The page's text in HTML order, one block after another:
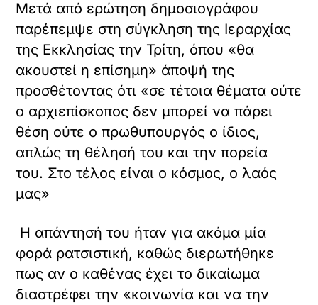
Μετά από ερώτηση δημοσιογράφου
παρέπεμψε στη σύγκληση της Ιεραρχίας
της Εκκλησίας την Τρίτη, όπου «θα
ακουστεί η επίσημη» άποψή της
προσθέτοντας ότι «σε τέτοια θέματα ούτε
ο αρχιεπίσκοπος δεν μπορεί να πάρει
θέση ούτε ο πρωθυπουργός ο ίδιος,
απλώς τη θέλησή του και την πορεία
του. Στο τέλος είναι ο κόσμος, ο λαός
μας»
Η απάντησή του ήταν για ακόμα μία
φορά ρατσιστική, καθώς διερωτήθηκε
πως αν ο καθένας έχει το δικαίωμα
διαστρέφει την «κοινωνία και να την